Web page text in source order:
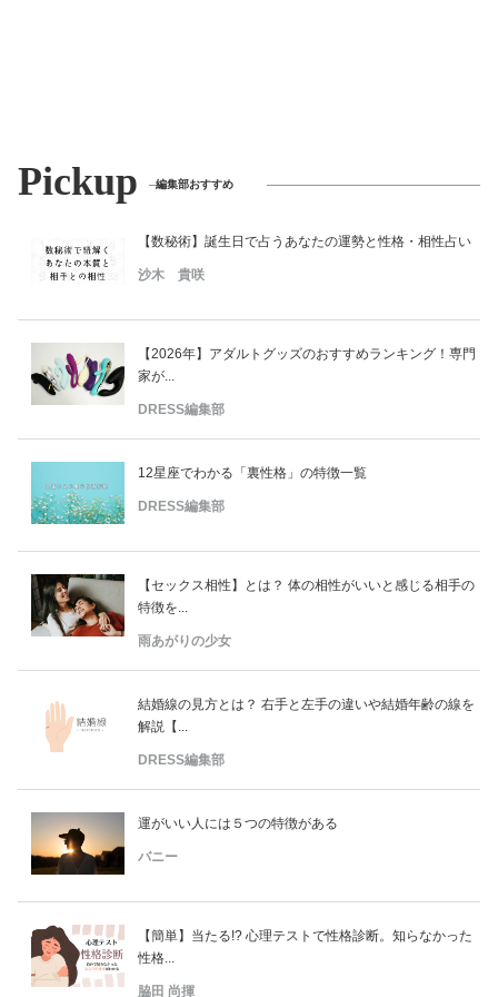
妊娠/出産/家族
ココロ/カラダ
トラベル
カルチャー/エンタメ
占い
ゲーム
Pickup 編集部おすすめ
【数秘術】誕生日で占うあなたの運勢と性格・相性占い
沙木 貴咲
【2026年】アダルトグッズのおすすめランキング！専門
家が...
DRESS編集部
12星座でわかる「裏性格」の特徴一覧
DRESS編集部
【セックス相性】とは？ 体の相性がいいと感じる相手の
特徴を...
雨あがりの少女
結婚線の見方とは？ 右手と左手の違いや結婚年齢の線を
解説【...
DRESS編集部
運がいい人には５つの特徴がある
バニー
【簡単】当たる!? 心理テストで性格診断。知らなかった
性格...
脇田 尚揮